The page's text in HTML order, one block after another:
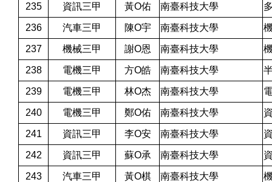
235 資訊三甲 黃O佑 南臺科技大學
236 汽車三甲 陳O宇 南臺科技大學
237 機械三甲 謝O恩 南臺科技大學
238 電機三甲 方O皓 南臺科技大學
239 電機三甲 林O杰 南臺科技大學
240 電機三甲 鄭O佑 南臺科技大學
241 資訊三甲 李O安 南臺科技大學
242 資訊三甲 蘇O承 南臺科技大學
243 汽車三甲 黃O棋 南臺科技大學